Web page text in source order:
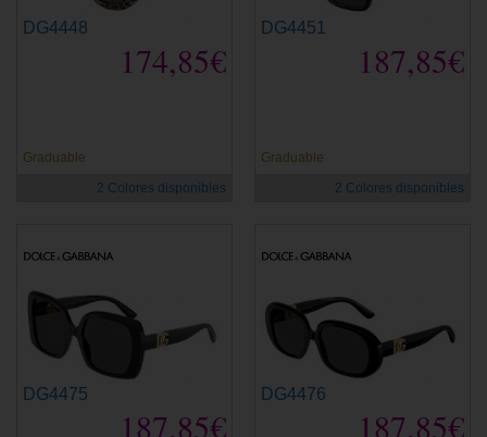
DG4448
174,85€
Graduable
2 Colores disponibles
DG4451
187,85€
Graduable
2 Colores disponibles
DG4475
187,85€
DG4476
187,85€